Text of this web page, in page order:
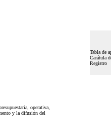
Tabla de
Carátula
Registro
operativa,
y la difusión del